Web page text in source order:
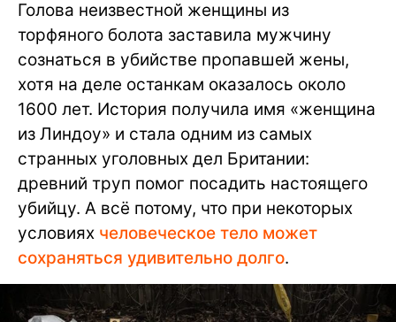
Голова неизвестной женщины из
торфяного болота заставила мужчину
сознаться в убийстве пропавшей жены,
хотя на деле останкам оказалось около
1600 лет. История получила имя «женщина
из Линдоу» и стала одним из самых
странных уголовных дел Британии:
древний труп помог посадить настоящего
убийцу. А всё потому, что при некоторых
условиях человеческое тело может
сохраняться удивительно долго.